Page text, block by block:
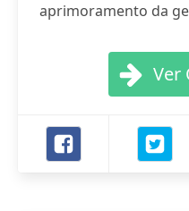
aprimoramento da
Ver